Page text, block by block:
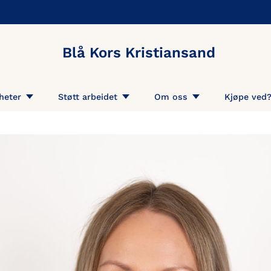
Blå Kors Kristiansand
Støtt arbeidet Om oss Kjøpe ved?